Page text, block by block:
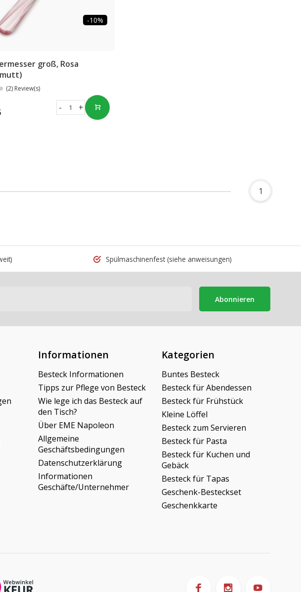
-10%
groß, Rosa
(2) Review(s)
+
-
1
Spülmaschinenfest(siehe anweisungen)
Abonnieren
Informationen
Besteck Informationen
Tipps zur Pflege von Besteck
Wie lege ich das Besteck auf
den Tisch?
Über EME Napoleon
Allgemeine
Geschäftsbedingungen
Datenschutzerklärung
Informationen
Geschäfte/Unternehmer
Kategorien
Buntes Besteck
Besteck für Abendessen
Besteck für Frühstück
Kleine Löffel
Besteck zum Servieren
Besteck für Pasta
Besteck für Kuchen und
Gebäck
Besteck für Tapas
Geschenk-Besteckset
Geschenkkarte